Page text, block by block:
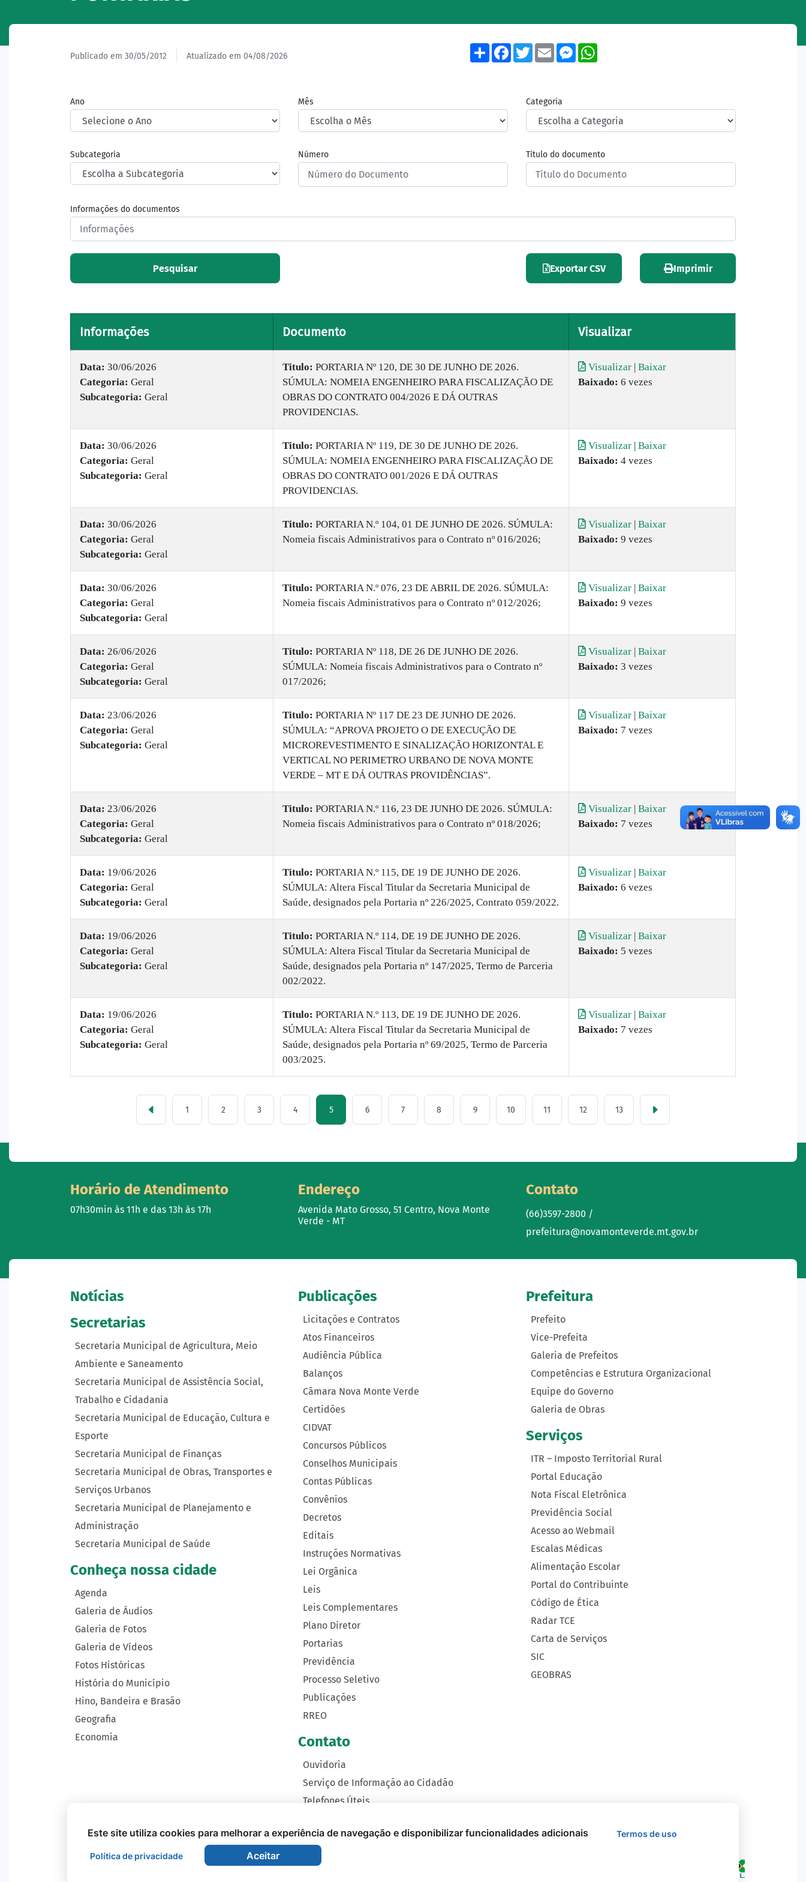
Publicado em 30/05/2012 Atualizado em 04/08/2026
ShareFacebook
TwitterEmailMessenger
Ano Mês Categoria
Subcategoria Número Título do documento
Informações do documentos
Pesquisar Exportar CSV Imprimir
Informações Documento Visualizar
Data: 30/06/2026
Categoria: Geral
Subcategoria: Geral
Titulo: PORTARIA Nº 120, DE 30 DE JUNHO DE 2026.
SÚMULA: NOMEIA ENGENHEIRO PARA FISCALIZAÇÃO DE
OBRAS DO CONTRATO 004/2026 E DÁ OUTRAS
PROVIDENCIAS.
Visualizar | Baixar
Baixado: 6 vezes
Data: 30/06/2026
Categoria: Geral
Subcategoria: Geral
Titulo: PORTARIA Nº 119, DE 30 DE JUNHO DE 2026.
SÚMULA: NOMEIA ENGENHEIRO PARA FISCALIZAÇÃO DE
OBRAS DO CONTRATO 001/2026 E DÁ OUTRAS
PROVIDENCIAS.
Visualizar | Baixar
Baixado: 4 vezes
Data: 30/06/2026
Categoria: Geral
Subcategoria: Geral
Titulo: PORTARIA N.º 104, 01 DE JUNHO DE 2026. SÚMULA:
Nomeia fiscais Administrativos para o Contrato nº 016/2026;
Visualizar | Baixar
Baixado: 9 vezes
Data: 30/06/2026
Categoria: Geral
Subcategoria: Geral
Titulo: PORTARIA N.º 076, 23 DE ABRIL DE 2026. SÚMULA:
Nomeia fiscais Administrativos para o Contrato nº 012/2026;
Visualizar | Baixar
Baixado: 9 vezes
Data: 26/06/2026
Categoria: Geral
Subcategoria: Geral
Titulo: PORTARIA Nº 118, DE 26 DE JUNHO DE 2026.
SÚMULA: Nomeia fiscais Administrativos para o Contrato nº
017/2026;
Visualizar | Baixar
Baixado: 3 vezes
Data: 23/06/2026
Categoria: Geral
Subcategoria: Geral
Titulo: PORTARIA Nº 117 DE 23 DE JUNHO DE 2026.
SÚMULA: “APROVA PROJETO O DE EXECUÇÃO DE
MICROREVESTIMENTO E SINALIZAÇÃO HORIZONTAL E
VERTICAL NO PERIMETRO URBANO DE NOVA MONTE
VERDE – MT E DÁ OUTRAS PROVIDÊNCIAS”.
Visualizar | Baixar
Baixado: 7 vezes
Data: 23/06/2026
Categoria: Geral
Subcategoria: Geral
Titulo: PORTARIA N.º 116, 23 DE JUNHO DE 2026. SÚMULA:
Nomeia fiscais Administrativos para o Contrato nº 018/2026;
Visualizar | Baixar
Baixado: 7 vezes
Data: 19/06/2026
Categoria: Geral
Subcategoria: Geral
Titulo: PORTARIA N.º 115, DE 19 DE JUNHO DE 2026.
SÚMULA: Altera Fiscal Titular da Secretaria Municipal de
Saúde, designados pela Portaria nº 226/2025, Contrato 059/2022.
Visualizar | Baixar
Baixado: 6 vezes
Data: 19/06/2026
Categoria: Geral
Subcategoria: Geral
Titulo: PORTARIA N.º 114, DE 19 DE JUNHO DE 2026.
SÚMULA: Altera Fiscal Titular da Secretaria Municipal de
Saúde, designados pela Portaria nº 147/2025, Termo de Parceria
002/2022.
Visualizar | Baixar
Baixado: 5 vezes
Data: 19/06/2026
Categoria: Geral
Subcategoria: Geral
Titulo: PORTARIA N.º 113, DE 19 DE JUNHO DE 2026.
SÚMULA: Altera Fiscal Titular da Secretaria Municipal de
Saúde, designados pela Portaria nº 69/2025, Termo de Parceria
003/2025.
Visualizar | Baixar
Baixado: 7 vezes
1 2 3 4 5 6 7 8 9 10 11 12 13
Horário de Atendimento
07h30min às 11h e das 13h às 17h
Endereço
Avenida Mato Grosso, 51 Centro, Nova Monte
Verde - MT
Contato
(66)3597-2800 /
prefeitura@novamonteverde.mt.gov.br
Notícias
Secretarias
Secretaria Municipal de Agricultura, Meio
Ambiente e Saneamento
Secretaria Municipal de Assistência Social,
Trabalho e Cidadania
Secretaria Municipal de Educação, Cultura e
Esporte
Secretaria Municipal de Finanças
Secretaria Municipal de Obras, Transportes e
Serviços Urbanos
Secretaria Municipal de Planejamento e
Administração
Secretaria Municipal de Saúde
Conheça nossa cidade
Agenda
Galeria de Áudios
Galeria de Fotos
Galeria de Vídeos
Fotos Históricas
História do Município
Hino, Bandeira e Brasão
Geografia
Economia
Publicações
Licitações e Contratos
Atos Financeiros
Audiência Pública
Balanços
Câmara Nova Monte Verde
Certidões
CIDVAT
Concursos Públicos
Conselhos Municipais
Contas Públicas
Convênios
Decretos
Editais
Instruções Normativas
Lei Orgânica
Leis
Leis Complementares
Plano Diretor
Portarias
Previdência
Processo Seletivo
Publicações
RREO
Contato
Ouvidoria
Serviço de Informação ao Cidadão
Telefones Úteis
Prefeitura
Prefeito
Vice-Prefeita
Galeria de Prefeitos
Competências e Estrutura Organizacional
Equipe do Governo
Galeria de Obras
Serviços
ITR – Imposto Territorial Rural
Portal Educação
Nota Fiscal Eletrônica
Previdência Social
Acesso ao Webmail
Escalas Médicas
Alimentação Escolar
Portal do Contribuinte
Código de Ética
Radar TCE
Carta de Serviços
SIC
GEOBRAS
Este site utiliza cookies para melhorar a experiência de navegação e disponibilizar funcionalidades adicionais Termos de uso
Política de privacidade Aceitar